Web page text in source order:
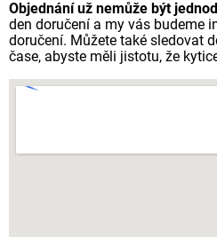
Objednání už nemůže být
den doručení a my vás budeme
doručení. Můžete také sledovat
čase, abyste měli jistotu, že